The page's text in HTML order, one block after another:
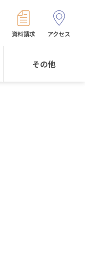
その他
資料請求 アクセス